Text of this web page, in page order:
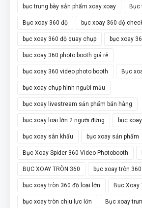
bục trưng bày sản phẩm xoay xoay Bục
Bục xoay 360 độ bục xoay 360 độ
bục xoay 360 độ quay chụp bục xoay
bục xoay 360 photo booth giá rẻ
bục xoay 360 video photo booth Bục
bục xoay chụp hình người mẫu
bục xoay livestream sản phẩm bán hàng
bục xoay loại lớn 2 người đứng bục
bục xoay sân khấu bục xoay sản phẩm
Bục Xoay Spider 360 Video Photobooth
BỤC XOAY TRÒN 360 bục xoay tròn
bục xoay tròn 360 độ loại lớn Bục Xoay
bục xoay tròn chịu lực lớn Bục xoay